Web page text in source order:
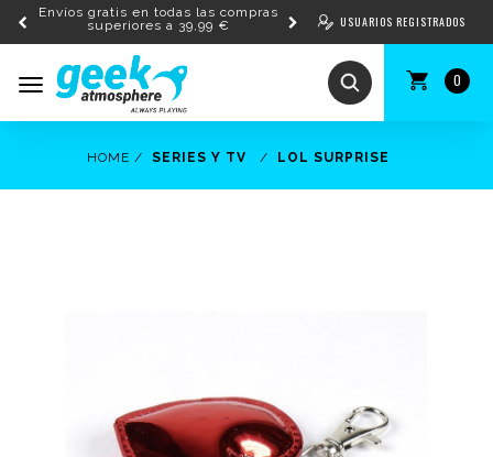
Envíos gratis en todas las compras
superiores a 39,99 €
0
USUARIOS REGISTRADOS
Toggle
HOME SERIES Y TV LOL SURPRISE